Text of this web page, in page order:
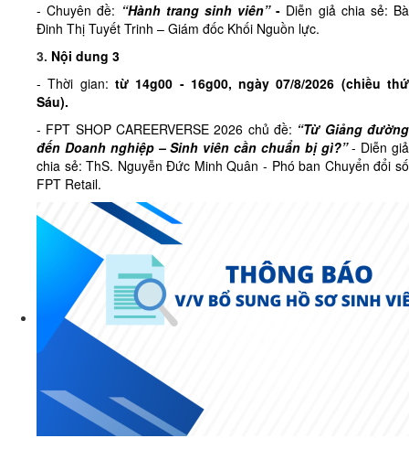
- Chuyên đề: “Hành trang sinh viên”- Diễn giả chia sẻ: Bà
Đinh Thị Tuyết Trinh – Giám đốc Khối Nguồn lực.
3. Nội dung 3
- Thời gian: từ 14g00 - 16g00, ngày 07/8/2026 (chiềuthứ
Sáu).
- FPT SHOP CAREERVERSE 2026 chủ đề: “Từ Giảng đường
đến Doanh nghiệp – Sinh viên cần chuẩn bị gì?”- Diễn giả
chia sẻ: ThS. Nguyễn Đức Minh Quân - Phó ban Chuyển đổi số
FPT Retail.